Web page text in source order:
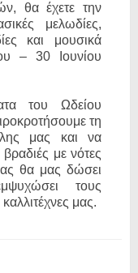
θα έχετε την
μελωδίες,
και μουσικά
– 30 Ιουνίου
του Ωδείου
τη
μας και να
βραδιές με νότες
θα μας δώσει
τους
μας.